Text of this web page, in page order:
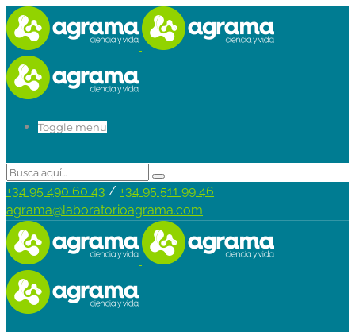
Toggle menu
+34 95 490 60 43 / +34 95 511 99 46
agrama@laboratorioagrama.com